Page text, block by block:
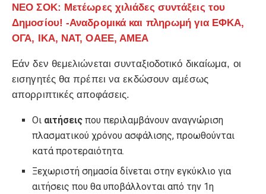
ΝΕΟ ΣΟΚ: Μετέωρες χιλιάδες συντάξεις του
Δημοσίου! -Αναδρομικά και πληρωμή για ΕΦΚΑ,
ΟΓΑ, ΙΚΑ, ΝΑΤ, ΟΑΕΕ, ΑΜΕΑ
Εάν δεν θεμελιώνεται συνταξιοδοτικό δικαίωμα, οι
εισηγητές θα πρέπει να εκδώσουν αμέσως
απορριπτικές αποφάσεις.
Οι αιτήσεις που περιλαμβάνουν αναγνώριση
πλασματικού χρόνου ασφάλισης, προωθούνται
κατά προτεραιότητα.
Ξεχωριστή σημασία δίνεται στην εγκύκλιο για
αιτήσεις που θα υποβάλλονται από την 1η